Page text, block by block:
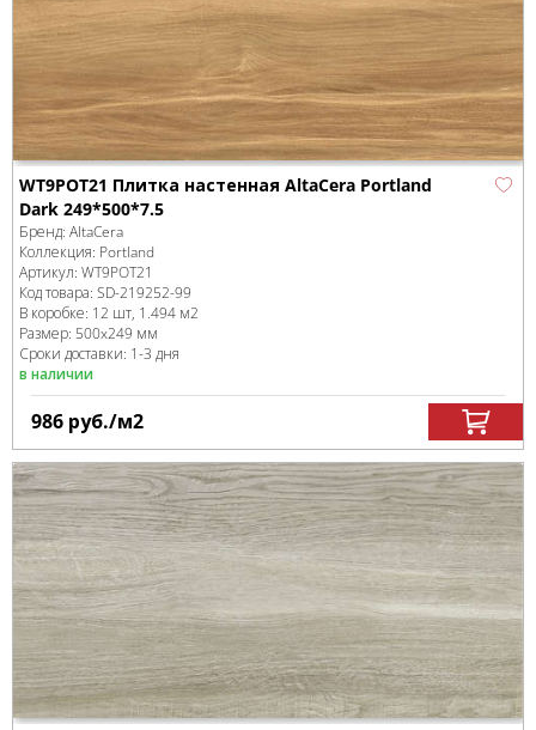
WT9POT21 Плитка настенная AltaCera Portland
Dark 249*500*7.5
Бренд: AltaCera
Коллекция: Portland
Артикул: WT9POT21
Код товара: SD-219252-99
В коробке: 12 шт, 1.494 м2
Размер: 500x249 мм
Сроки доставки: 1-3 дня
в наличии
986 руб./м2